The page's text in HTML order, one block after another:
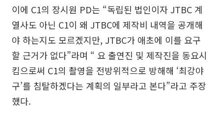
이에 C1의 장시원 PD는 “독립된 법인이자 JTBC 계
열사도 아닌 C1이 왜 JTBC에 제작비 내역을 공개해
야 하는지도 모르겠지만, JTBC가 애초에 이를 요구
할 근거가 없다”라며 “ 요 출연진 및 제작진을 동요시
킴으로써 C1의 촬영을 전방위적으로 방해해 ‘최강야
구’를 침탈하겠다는 계획의 일부라고 본다”라고 주장
했다.